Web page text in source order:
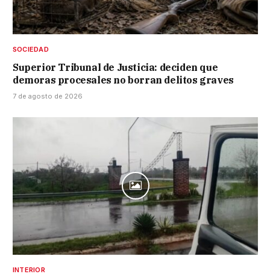
SOCIEDAD
Superior Tribunal de Justicia: deciden que
demoras procesales no borran delitos graves
7 de agosto de 2026
INTERIOR